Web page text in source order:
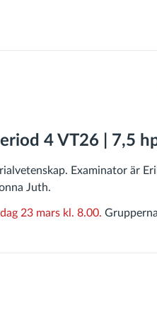
4 VT26 | 7,5
Examinator är
Juth.
23 mars kl. 8.00.